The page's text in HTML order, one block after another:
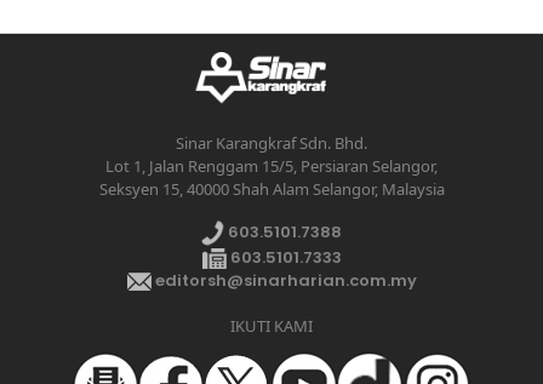
Sinar Karangkraf Sdn. Bhd.
Lot 1, Jalan Renggam 15/5, Persiaran Selangor,
Seksyen 15, 40000 Shah Alam Selangor, Malaysia
603.5101.7388
603.5101.7333
editorsh@sinarharian.com.my
IKUTI KAMI